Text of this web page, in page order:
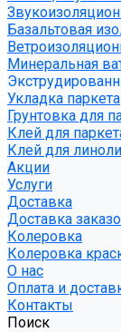
Базальтовая
Минеральная
Укладка паркета
Грунтовка для
Клей для
Клей для
Акции
Услуги
Доставка
Доставка
Колеровка
Колеровка
О нас
Оплата и
Контакты
Поиск